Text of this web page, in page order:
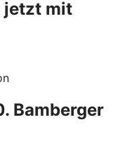
jetzt mit
Bamberger